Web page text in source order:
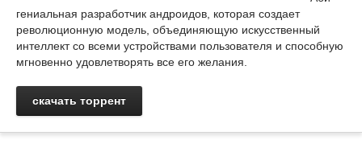
гениальная разработчик андроидов, которая создает
революционную модель, объединяющую искусственный
интеллект со всеми устройствами пользователя и способную
мгновенно удовлетворять все его желания.
скачать торрент